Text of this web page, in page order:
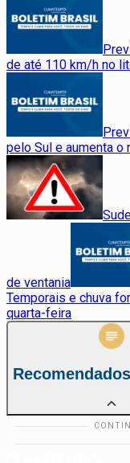
de até 110 km/h no
pelo Sul e aumenta
de ventania
Temporais e chuva
quarta-feira